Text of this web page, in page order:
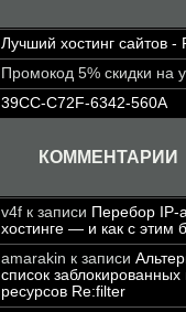
Лучший хостинг сайтов -
Промокод 5% скидки на
39CC-C72F-6342-560A
КОММЕНТАРИИ
v4f к записи Перебор IP-
хостинге — и как с этим
amarakin к записи
список
ресурсов Re:filter